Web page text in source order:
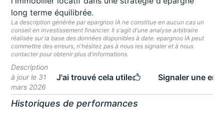
long terme équilibrée.
La description générée par epargnoo IA ne constitue en aucun cas un
conseil en investissement financier. Il s'agit d'une analyse arbitraire
réalisée sur la base des données disponibles à date. epargnoo IA peut
commettre des erreurs, n'hésitez pas à nous les signaler et à nous
contacter pour obtenir plus d'informations.
Description
à jour le 31
mars 2026
J'ai trouvé cela utile Signaler une
Historiques de performances